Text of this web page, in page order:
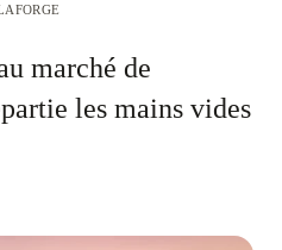
marché de
les mains vides